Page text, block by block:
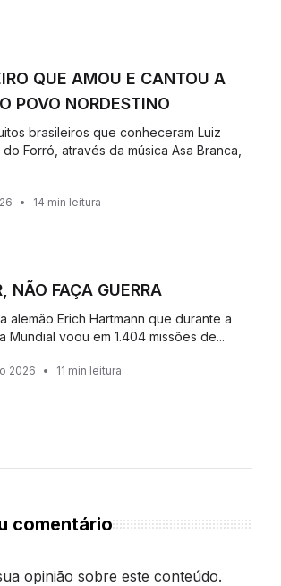
QUE AMOU E CANTOU A
POVO NORDESTINO
brasileiros que conheceram Luiz
Forró, através da música Asa Branca,
• 14 min leitura
NÃO FAÇA GUERRA
alemão Erich Hartmann que durante a
Mundial voou em 1.404 missões de...
2026 • 11 min leitura
comentário
opinião sobre este conteúdo.